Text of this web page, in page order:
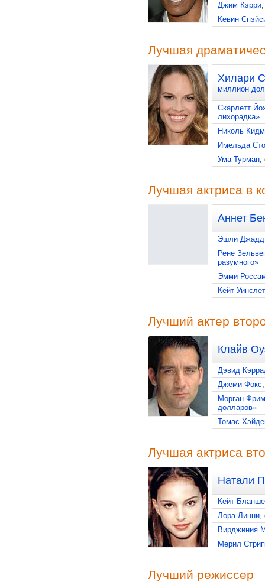
Джим Кэрри
Кевин
Лучшая
Хилари
миллион
Скарлетт
лихорадка»
Николь
Имельда
Ума Турман,
Лучшая актриса в
Аннет
Эшли Джадд
Рене
разумного»
Эмми
Кейт Уинслет
Лучший актер
Клайв
Дэвид
Джеми Фокс
Морган
долларов»
Томас
Лучшая актриса
Натали
Кейт
Лора Линни,
Вирджиния
Мерил Стрип
Лучший режиссер